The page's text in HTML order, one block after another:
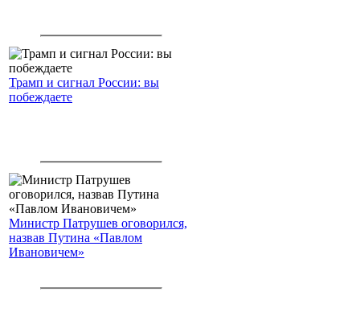
Трамп и сигнал России: вы
побеждаете
Министр Патрушев оговорился,
назвав Путина «Павлом
Ивановичем»